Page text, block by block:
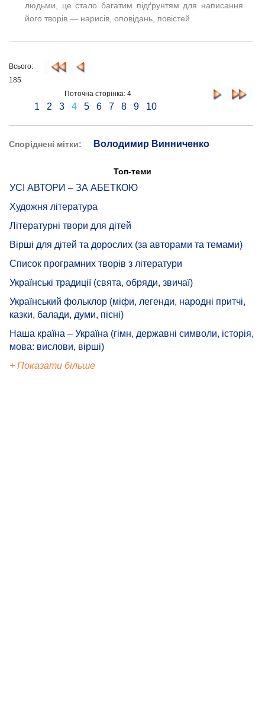
людьми, це стало багатим підґрунтям для написання
його творів — нарисів, оповідань, повістей.
Всього:
185
Поточна сторінка: 4
1 2 3 4 5 6 7 8 9 10
Споріднені мітки: Володимир Винниченко
Топ-теми
УСІ АВТОРИ – ЗА АБЕТКОЮ
Художня література
Літературні твори для дітей
Вірші для дітей та дорослих (за авторами та темами)
Список програмних творів з літератури
Українські традиції (свята, обряди, звичаї)
Український фольклор (міфи, легенди, народні притчі,
казки, балади, думи, пісні)
Наша країна – Україна (гімн, державні символи, історія,
мова: вислови, вірші)
+ Показати більше